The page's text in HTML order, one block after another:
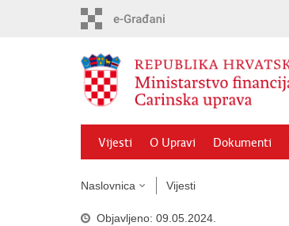
Vijesti O Upravi Dokumenti
Naslovnica Vijesti
Objavljeno: 09.05.2024.